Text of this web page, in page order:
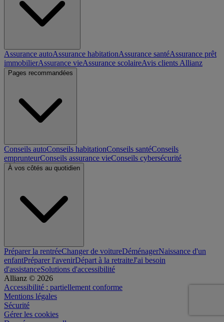
Assurance autoAssurance habitationAssurance santéAssurance prêt
immobilierAssurance vieAssurance scolaireAvis clients Allianz
Pages recommandées
Conseils autoConseils habitationConseils santéConseils
emprunteurConseils assurance vieConseils cybersécurité
À vos côtés au quotidien
Préparer la rentréeChanger de voitureDéménagerNaissance d'un
enfantPréparer l'avenirDépart à la retraiteJ'ai besoin
d'assistanceSolutions d'accessibilité
Allianz © 2026
Accessibilité : partiellement conforme
Mentions légales
Sécurité
Gérer les cookies